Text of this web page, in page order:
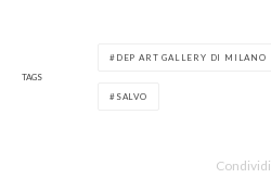
TAGS
DEP ART GALLERY DI MILANO
SALVO
Condividi